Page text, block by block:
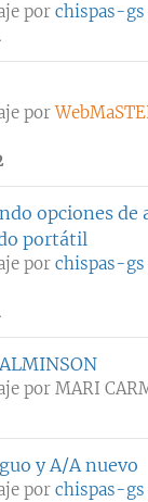
por chispas-gs
por
opciones de
portátil
por chispas-gs
por MARI
y A/A nuevo
por chispas-gs